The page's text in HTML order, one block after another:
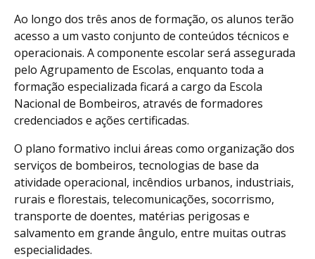
Ao longo dos três anos de formação, os alunos terão
acesso a um vasto conjunto de conteúdos técnicos e
operacionais. A componente escolar será assegurada
pelo Agrupamento de Escolas, enquanto toda a
formação especializada ficará a cargo da Escola
Nacional de Bombeiros, através de formadores
credenciados e ações certificadas.
O plano formativo inclui áreas como organização dos
serviços de bombeiros, tecnologias de base da
atividade operacional, incêndios urbanos, industriais,
rurais e florestais, telecomunicações, socorrismo,
transporte de doentes, matérias perigosas e
salvamento em grande ângulo, entre muitas outras
especialidades.